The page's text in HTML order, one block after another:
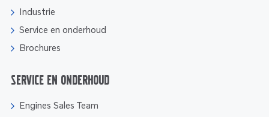
Industrie
Service en onderhoud
Brochures
Service en onderhoud
Engines Sales Team